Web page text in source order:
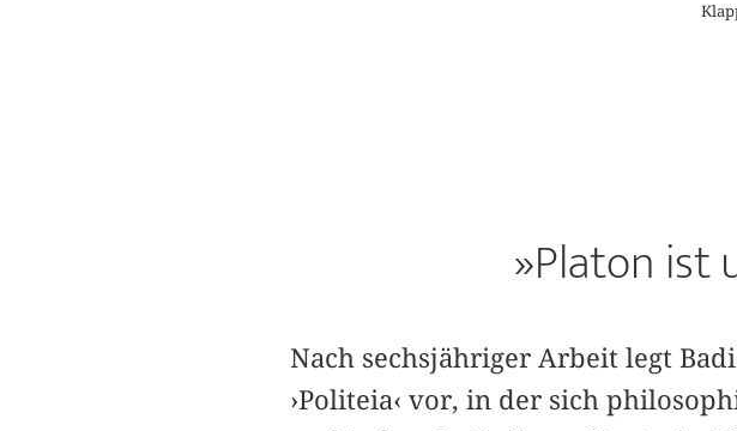
»Platon ist
Nach sechsjähriger Arbeit legt
›Politeia‹ vor, in der sich